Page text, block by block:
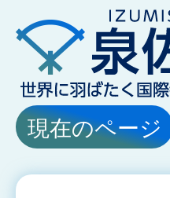
現在のページ